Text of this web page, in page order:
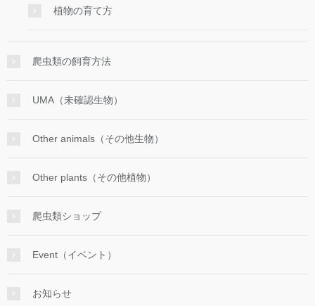
植物の育て方
爬虫類の飼育方法
UMA（未確認生物）
Other animals（その他生物）
Other plants（その他植物）
爬虫類ショップ
Event（イベント）
お知らせ